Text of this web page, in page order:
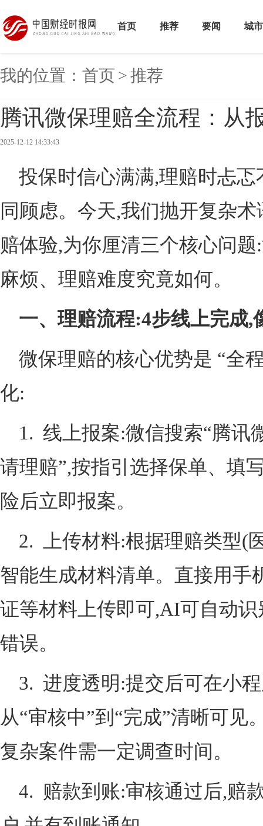
首页 推荐 要闻 城市
我的位置： 首页 >推荐
腾讯微保理赔全流程：从
2025-12-12 14:33:43
投保时信心满满,理赔时忐
同顾虑。今天,我们抛开复杂
赔体验,为你厘清三个核心问
麻烦、理赔难度究竟如何。
一、理赔流程:4步线上完成,
微保理赔的核心优势是 “全
化:
1. 线上报案:微信搜索“腾讯
请理赔”,按指引选择保单、填
险后立即报案。
2. 上传材料:根据理赔类型(
智能生成材料清单。直接用手
证等材料上传即可,AI可自动
错误。
3. 进度透明:提交后可在小
从“审核中”到“完成”清晰可见
复杂案件需一定调查时间。
4. 赔款到账:审核通过后,赔